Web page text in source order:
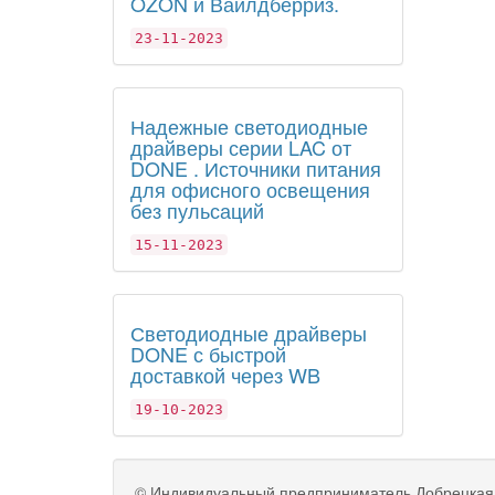
23-11-2023
Надежные светодиодные
драйверы серии LAC от
DONE . Источники питания
для офисного освещения
без пульсаций
15-11-2023
Светодиодные драйверы
DONE с быстрой
доставкой через WB
19-10-2023